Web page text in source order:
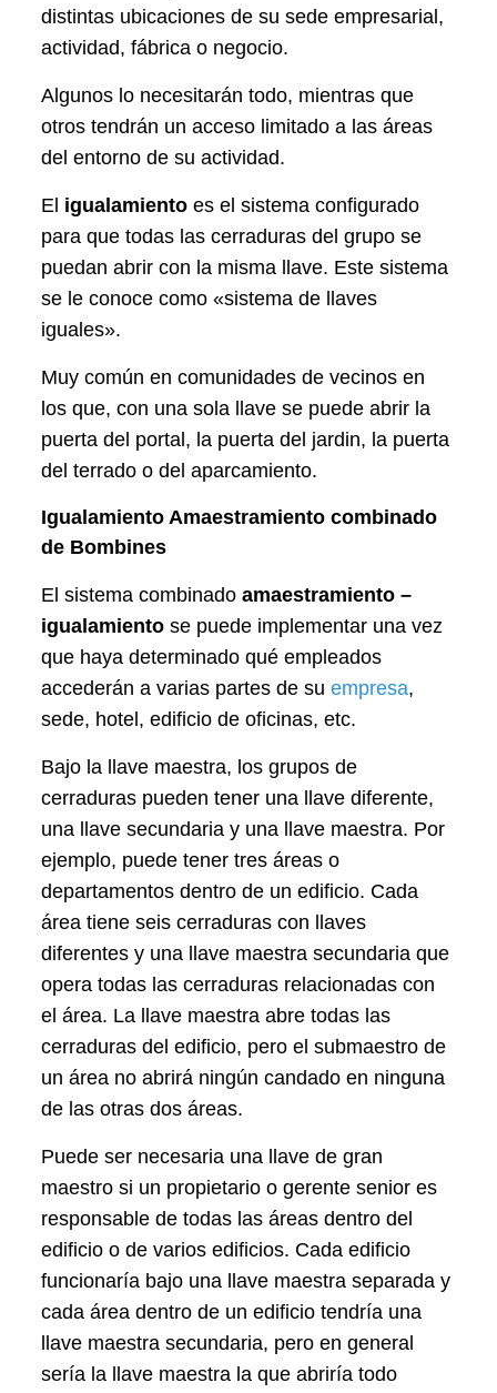
distintas ubicaciones de su sede empresarial,
actividad, fábrica o negocio.
Algunos lo necesitarán todo, mientras que
otros tendrán un acceso limitado a las áreas
del entorno de su actividad.
El igualamiento es el sistema configurado
para que todas las cerraduras del grupo se
puedan abrir con la misma llave. Este sistema
se le conoce como «sistema de llaves
iguales».
Muy común en comunidades de vecinos en
los que, con una sola llave se puede abrir la
puerta del portal, la puerta del jardin, la puerta
del terrado o del aparcamiento.
Igualamiento Amaestramiento combinado
de Bombines
El sistema combinadoamaestramiento –
igualamiento se puede implementar una vez
que haya determinado qué empleados
accederán a varias partes de suempresa,
sede, hotel, edificio de oficinas, etc.
Bajo la llave maestra, los grupos de
cerraduras pueden tener una llave diferente,
una llave secundaria y una llave maestra. Por
ejemplo, puede tener tres áreas o
departamentos dentro de un edificio. Cada
área tiene seis cerraduras con llaves
diferentes y una llave maestra secundaria que
opera todas las cerraduras relacionadas con
el área. La llave maestra abre todas las
cerraduras del edificio, pero el submaestro de
un área no abrirá ningún candado en ninguna
de las otras dos áreas.
Puede ser necesaria una llave de gran
maestro si un propietario o gerente senior es
responsable de todas las áreas dentro del
edificio o de varios edificios. Cada edificio
funcionaría bajo una llave maestra separada y
cada área dentro de un edificio tendría una
llave maestra secundaria, pero en general
sería la llave maestra la que abriría todo